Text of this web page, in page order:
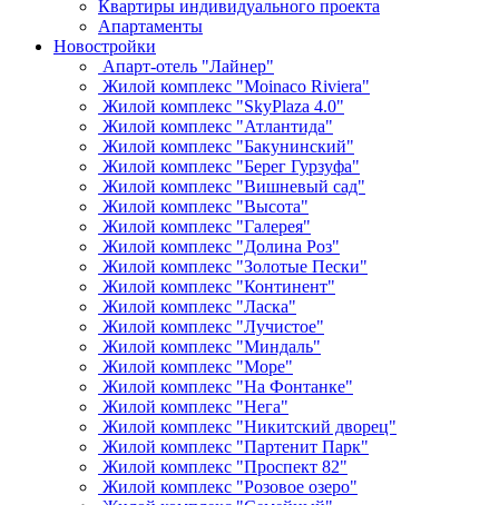
Квартиры индивидуального проекта
Апартаменты
Новостройки
Апарт-отель "Лайнер"
Жилой комплекс "Moinaco Riviera"
Жилой комплекс "SkyPlaza 4.0"
Жилой комплекс "Атлантида"
Жилой комплекс "Бакунинский"
Жилой комплекс "Берег Гурзуфа"
Жилой комплекс "Вишневый сад"
Жилой комплекс "Высота"
Жилой комплекс "Галерея"
Жилой комплекс "Долина Роз"
Жилой комплекс "Золотые Пески"
Жилой комплекс "Континент"
Жилой комплекс "Ласка"
Жилой комплекс "Лучистое"
Жилой комплекс "Миндаль"
Жилой комплекс "Море"
Жилой комплекс "На Фонтанке"
Жилой комплекс "Нега"
Жилой комплекс "Никитский дворец"
Жилой комплекс "Партенит Парк"
Жилой комплекс "Проспект 82"
Жилой комплекс "Розовое озеро"